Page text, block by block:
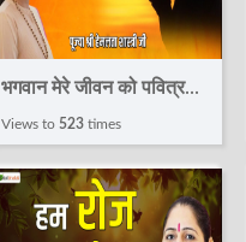
भगवान मेरे जीवन को पवित्र
करते हैं ! Pravachan ! Devi
Hemlata Shastri JI |
Total Bhakti
Views to523 times